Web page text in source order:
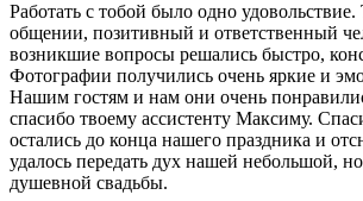
Работать с тобой было одно
общении, позитивный и ответственный
возникшие вопросы решались быстро,
Фотографии получились очень яркие и
Нашим гостям и нам они очень
спасибо твоему ассистенту Максиму.
остались до конца нашего праздника и
удалось передать дух нашей небольшой,
душевной свадьбы.